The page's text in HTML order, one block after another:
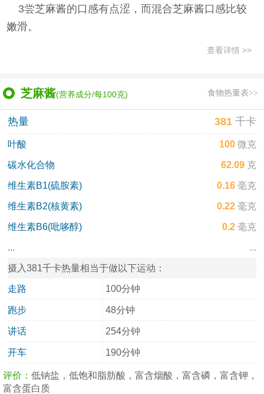
3尝芝麻酱的口感有点涩，而混合芝麻酱口感比较
嫩滑。
查看详情 >>
芝麻酱(营养成分/每100克) 食物热量表>>
热量 381千卡
叶酸 100微克
碳水化合物 62.09克
维生素B1(硫胺素) 0.16毫克
维生素B2(核黄素) 0.22毫克
维生素B6(吡哆醇) 0.2毫克
... ...
摄入381千卡热量相当于做以下运动：
走路 100分钟
跑步 48分钟
讲话 254分钟
开车 190分钟
评价： 低钠盐，低饱和脂肪酸，富含烟酸，富含磷，富含钾，
富含蛋白质